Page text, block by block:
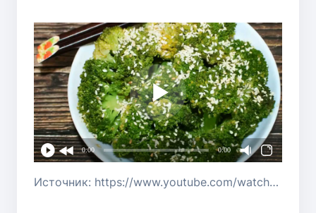
0:00 0:00
Источник: https://www.youtube.com/watch?v=15nlOrKm4gI